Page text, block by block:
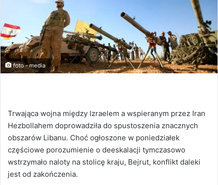
foto - media
Trwająca wojna między Izraelem a wspieranym przez Iran
Hezbollahem doprowadziła do spustoszenia znacznych
obszarów Libanu. Choć ogłoszone w poniedziałek
częściowe porozumienie o deeskalacji tymczasowo
wstrzymało naloty na stolicę kraju, Bejrut, konflikt daleki
jest od zakończenia.